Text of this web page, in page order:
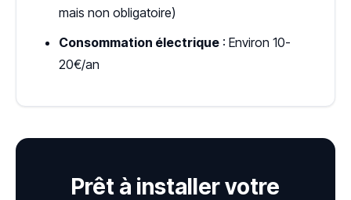
mais non obligatoire)
Consommation électrique : Environ 10-
20€/an
Prêt à installer votre